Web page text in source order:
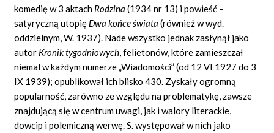
komedię w 3 aktach Rodzina(1934 nr 13) i powieść –
satyryczną utopię Dwa końce świata(również w wyd.
oddzielnym, W. 1937). Nade wszystko jednak zasłynął jako
autor Kronik tygodniowych,felietonów, które zamieszczał
niemal w każdym numerze „Wiadomości” (od 12 VI 1927 do 3
IX 1939); opublikował ich blisko 430. Zyskały ogromną
popularność, zarówno ze względu na problematykę, zawsze
znajdującą się w centrum uwagi, jak i walory literackie,
dowcip i polemiczną werwę. S. występował w nich jako